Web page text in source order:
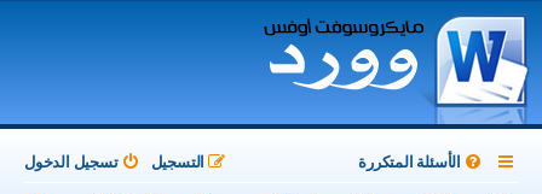
الأسئلة المتكررة تسجيل الدخول
التسجيل